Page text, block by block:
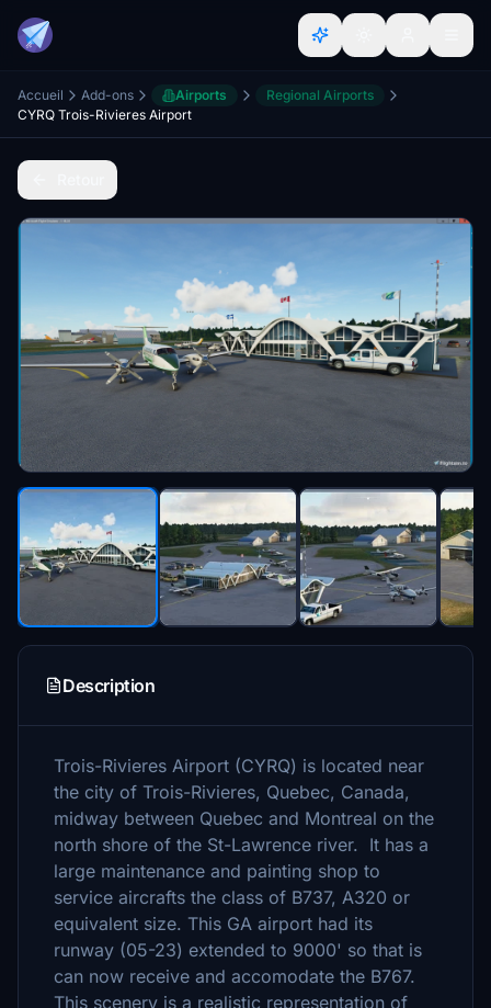
Accueil Add-ons Airports
Regional Airports
CYRQ Trois-Rivieres Airport
Description
Trois-Rivieres Airport (CYRQ) is located near
the city of Trois-Rivieres, Quebec, Canada,
midway between Quebec and Montreal on the
north shore of the St-Lawrence river. It has a
large maintenance and painting shop to
service aircrafts the class of B737, A320 or
equivalent size. This GA airport had its
runway (05-23) extended to 9000' so that is
can now receive and accomodate the B767.
This scenery is a realistic representation of